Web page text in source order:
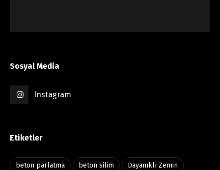
Sosyal Media
Instagram
Etiketler
beton parlatma beton silim Dayanıklı Zemin